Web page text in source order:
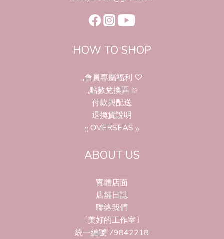
HOW TO SHOP
,,會員專屬福利 ♡
,,點數兌換區 ✩
付款與配送
退換貨說明
₍₍ OVERSEAS ₎₎
ABOUT US
實體店面
店舖日誌
聯絡我們
〔美好的工作室〕
統一編號 79842218